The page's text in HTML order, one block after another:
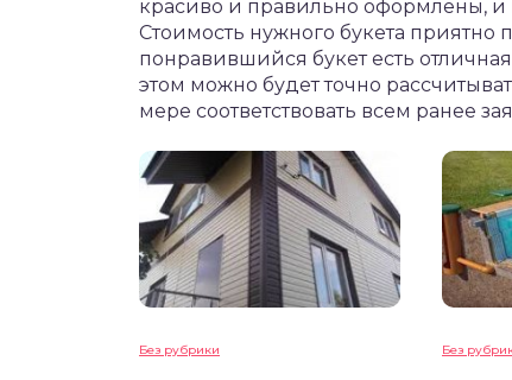
красиво и правильно оформлены, и
Стоимость нужного букета приятно
понравившийся букет есть
этом можно будет точно
мере соответствовать всем ранее
Без рубрики Без